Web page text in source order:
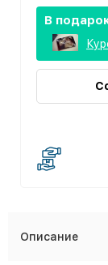
В
Описание